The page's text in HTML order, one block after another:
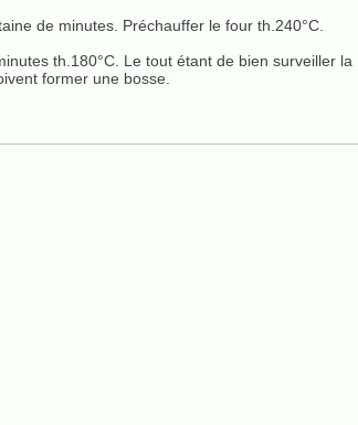
de minutes. Préchauffer le four th.240°C.
th.180°C. Le tout étant de bien surveiller la
former une bosse.